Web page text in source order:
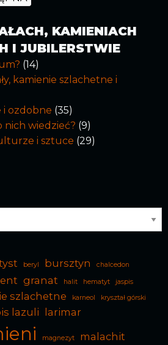
KAMIENIACH
I JUBILERSTWIE
(14)
kamienie szlachetne i
i ozdobne (35)
nich wiedzieć? (9)
i sztuce (29)
beryl bursztyn chalcedon
granat halit hematyt
jaspis
szlachetne karneol kryształ górski
lazuli larimar
magnezyt
malachit